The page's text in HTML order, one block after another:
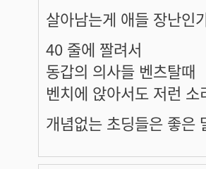
살아남는게 애들 장난인
40 줄에 짤려서
동갑의 의사들 벤츠탈때
벤치에 앉아서도 저런
개념없는 초딩들은 좋은